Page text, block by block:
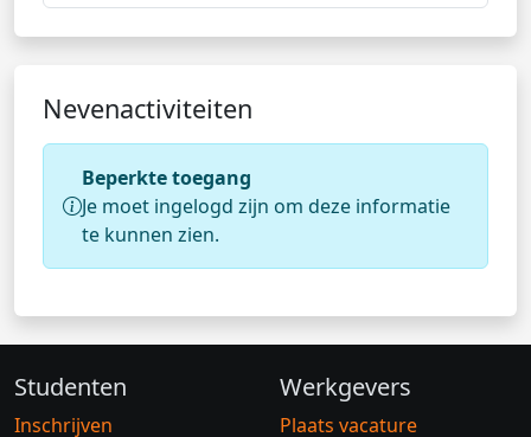
Nevenactiviteiten
Beperkte toegang
Je moet ingelogd zijn om deze informatie
te kunnen zien.
Studenten
Inschrijven
Werkgevers
Plaats vacature